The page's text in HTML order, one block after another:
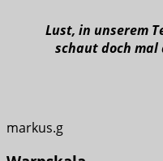
Lust, in unserem
schaut doch mal
markus.g